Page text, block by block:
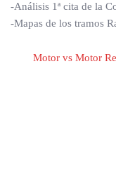
-Análisis 1ª cita de la
-Mapas de los tramos
Motor vs Motor